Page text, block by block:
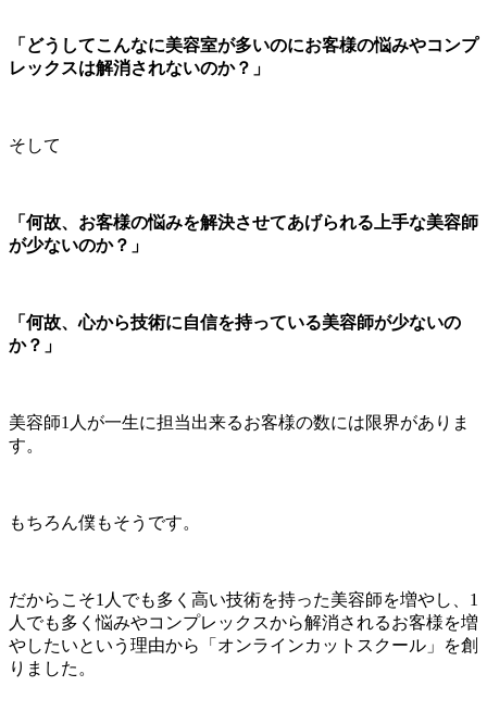
「どうしてこんなに美容室が多いのにお客様の悩みやコンプ
レックスは解消されないのか？」
そして
「何故、お客様の悩みを解決させてあげられる上手な美容師
が少ないのか？」
「何故、心から技術に自信を持っている美容師が少ないの
か？」
美容師1人が一生に担当出来るお客様の数には限界がありま
す。
もちろん僕もそうです。
だからこそ1人でも多く高い技術を持った美容師を増やし、1
人でも多く悩みやコンプレックスから解消されるお客様を増
やしたいという理由から「オンラインカットスクール」を創
りました。